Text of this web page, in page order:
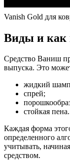
Vanish Gold для
Виды и как
Средство Ваниш
выпуска. Это
жидкий
спрей;
стойкая пена.
Каждая форма
определенного
учитывать,
средством.